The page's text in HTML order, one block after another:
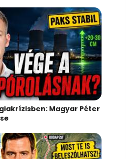
Magyar Péter